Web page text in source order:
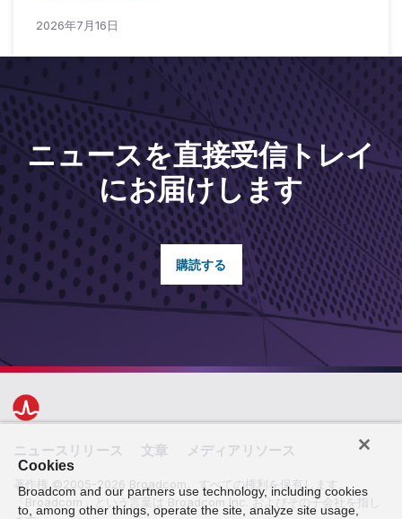
2026年7月16日
ニュースを直接受信トレイ
にお届けします
購読する
ニュースリリース 文章 メディアリソース
著作権 ©2005-2026 Broadcom。すべての権利を保有します。
「Broadcom」という言葉は Broadcom Inc. およびその子会社を指し
Cookies
Broadcom and our partners use technology, including cookies
to, among other things, operate the site, analyze site usage,